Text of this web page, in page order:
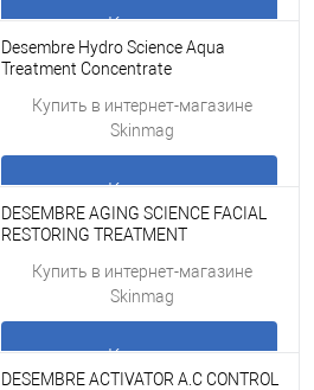
Купить
Подробнее
Desembre Hydro Science Aqua
Treatment Concentrate
лица 30 ml
Купить в интернет-магазине
Skinmag
Купить
Подробнее
DESEMBRE AGING SCIENCE FACIAL
RESTORING TREATMENT
концентрат для лица 30 ml
Купить в интернет-магазине
Skinmag
Купить
DESEMBRE ACTIVATOR A.C CONTROL